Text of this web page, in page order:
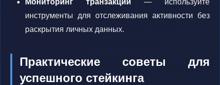
Мониторинг транзакций — используйте
инструменты для отслеживания активности без
раскрытия личных данных.
Практические советы для
успешного стейкинга